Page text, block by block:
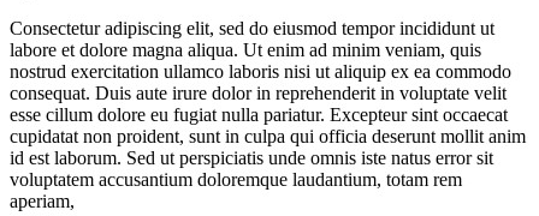
Consectetur adipiscing elit, sed do eiusmod tempor incididunt ut
labore et dolore magna aliqua. Ut enim ad minim veniam, quis
nostrud exercitation ullamco laboris nisi ut aliquip ex ea commodo
consequat. Duis aute irure dolor in reprehenderit in voluptate velit
esse cillum dolore eu fugiat nulla pariatur. Excepteur sint occaecat
cupidatat non proident, sunt in culpa qui officia deserunt mollit anim
id est laborum. Sed ut perspiciatis unde omnis iste natus error sit
voluptatem accusantium doloremque laudantium, totam rem
aperiam,